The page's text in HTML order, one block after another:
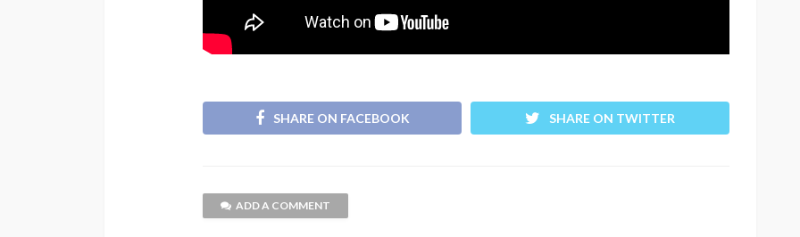
SHARE ON FACEBOOK SHARE ON TWITTER
ADD A COMMENT